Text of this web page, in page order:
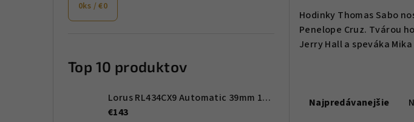
0ks /€0
Top 10 produktov
Lorus RL434CX9 Automatic 39mm 10ATM
€143
Hodinky Thomas Sabo
Penelope Cruz. Tvárou
Jerry Hall a speváka
aNajpredávanejšie